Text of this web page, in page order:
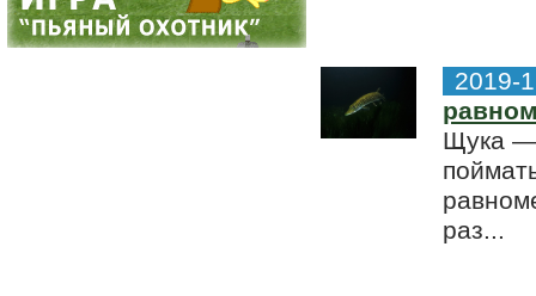
2019-
Щука —
раз...